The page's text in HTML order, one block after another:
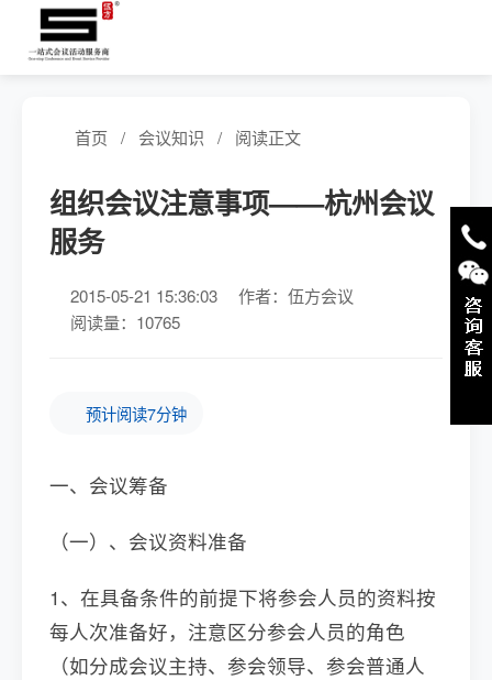
首页 / 会议知识 / 阅读正文
组织会议注意事项——杭州会议
服务
2015-05-21 15:36:03
作者：伍方会议
阅读量：10765
预计阅读7分钟
一、会议筹备
（一）、会议资料准备
1、在具备条件的前提下将参会人员的资料按
每人次准备好，注意区分参会人员的角色
（如分成会议主持、参会领导、参会普通人